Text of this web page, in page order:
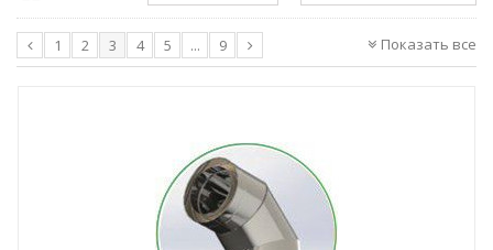
Показать все
1 2 3 4 5 ... 9